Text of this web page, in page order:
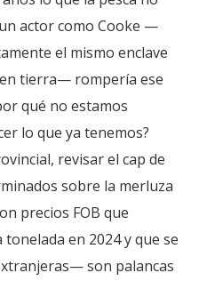
actor como Cooke —
el mismo enclave
tierra— rompería ese
qué no estamos
lo que ya tenemos?
revisar el cap de
sobre la merluza
precios FOB que
en 2024 y que se
son palancas